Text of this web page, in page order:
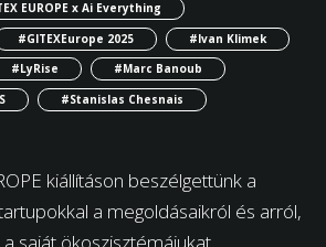
EUROPE x Ai Everything
#GITEXEurope 2025
#Ivan Klimek
#LyRise
#Marc Banoub
#Stanislas Chesnais
kiállításon beszélgettünk a
a megoldásaikról és arról,